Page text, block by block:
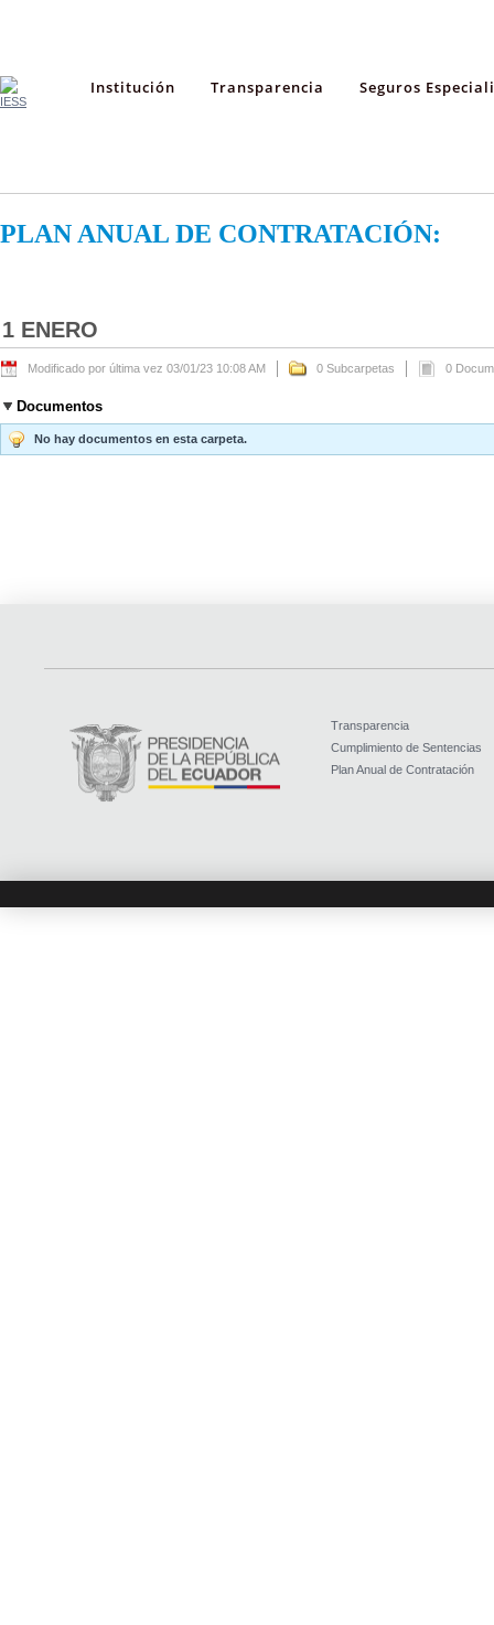
Institución Transparencia Seguros
PLAN ANUAL DE CONTRATACIÓN:
1 ENERO
Modificado por última vez 03/01/23 10:08 AM 0 Subcarpetas 0
Documentos
No hay documentos en esta carpeta.
Transparencia
Cumplimiento de Sentencias
Plan Anual de Contratación